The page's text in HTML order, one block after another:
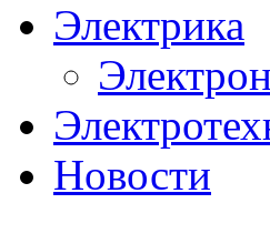
Электрика
Новости